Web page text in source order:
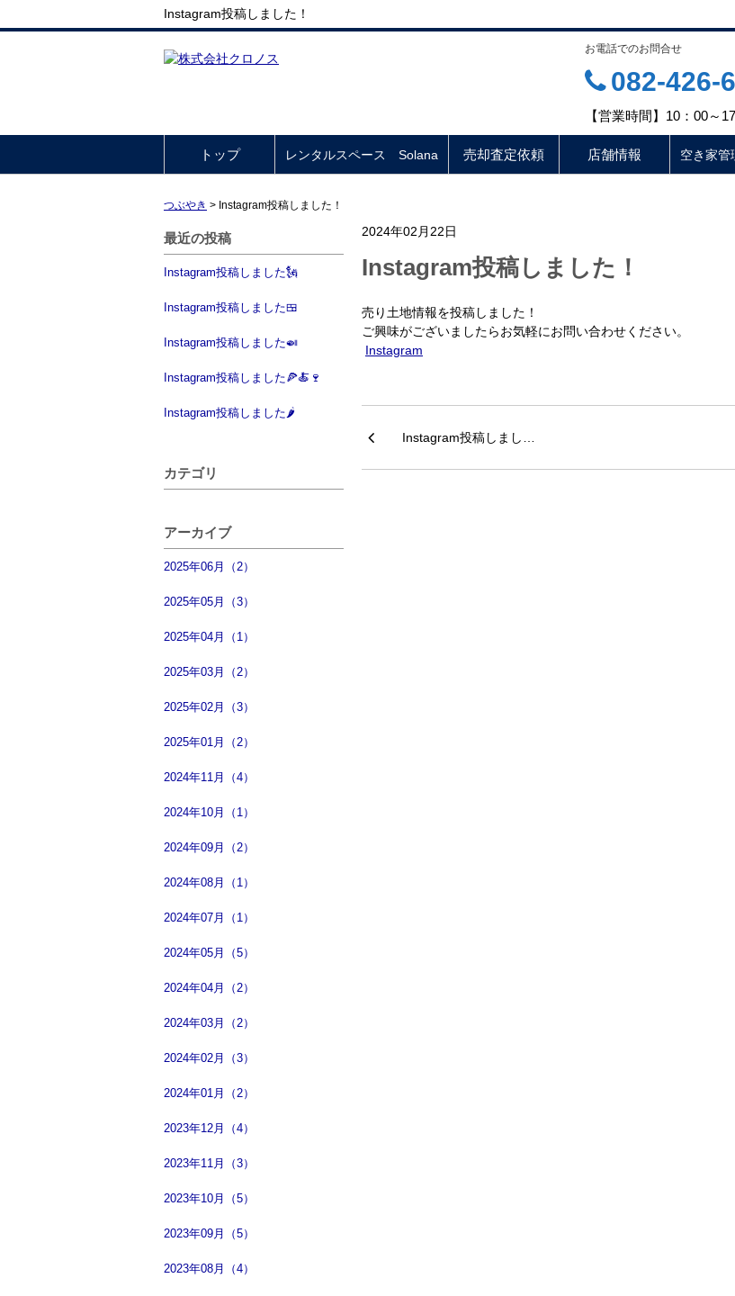
Instagram投稿しました！
お電話でのお問合せ
082-426-
【営業時間】10：00～
トップ レンタルスペース Solana 売却査定依頼 店舗情報 空き家管
つぶやき > Instagram投稿しました！
最近の投稿
Instagram投稿しました🗽
Instagram投稿しました🍱
Instagram投稿しました🍛
Instagram投稿しました🍕🍝🍷
Instagram投稿しました🌶
カテゴリ
アーカイブ
2025年06月（2）
2025年05月（3）
2025年04月（1）
2025年03月（2）
2025年02月（3）
2025年01月（2）
2024年11月（4）
2024年10月（1）
2024年09月（2）
2024年08月（1）
2024年07月（1）
2024年05月（5）
2024年04月（2）
2024年03月（2）
2024年02月（3）
2024年01月（2）
2023年12月（4）
2023年11月（3）
2023年10月（5）
2023年09月（5）
2023年08月（4）
2024年02月22日
Instagram投稿しました！
売り土地情報を投稿しました！
ご興味がございましたらお気軽にお問い合わせください。
Instagram
Instagram投稿しまし…